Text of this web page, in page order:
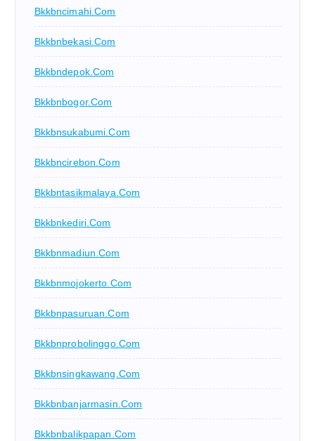
Bkkbncimahi.com
Bkkbnbekasi.com
Bkkbndepok.com
Bkkbnbogor.com
Bkkbnsukabumi.com
Bkkbncirebon.com
Bkkbntasikmalaya.com
Bkkbnkediri.com
Bkkbnmadiun.com
Bkkbnmojokerto.com
Bkkbnpasuruan.com
Bkkbnprobolinggo.com
Bkkbnsingkawang.com
Bkkbnbanjarmasin.com
Bkkbnbalikpapan.com